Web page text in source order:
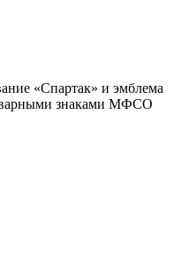
«Спартак» и эмблема
знаками МФСО